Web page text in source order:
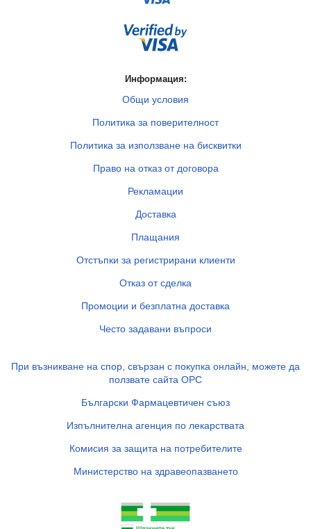
Информация:
Общи условия
Политика за поверителност
Политика за използване на бисквитки
Право на отказ от договора
Рекламации
Доставка
Плащания
Отстъпки за регистрирани клиенти
Отказ от сделка
Промоции и безплатна доставка
Често задавани въпроси
При възникване на спор, свързан с покупка онлайн, можете да
ползвате сайта ОРС
Български Фармацевтичен съюз
Изпълнителна агенция по лекарствата
Комисия за защита на потребителите
Министерство на здравеопазването